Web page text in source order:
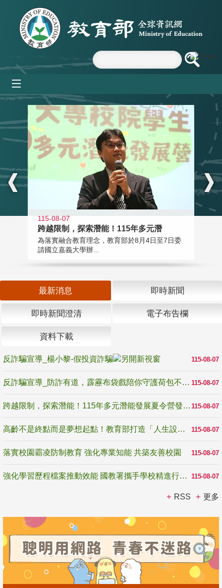
跳到主要內容區塊
:::
115-08-07
跨越限制，探索潛能！115年多元潛
為落實融合教育理念，教育部於8月4日至7日委
請國立嘉義大學辦...
最新消息 即時新聞
即時新聞澄清 電子布告欄
資料下載
115-08-07
反詐騙宣導_楊小黎-假投資詐騙
115-08-07
反詐騙宣導_防詐有道，霹靂布袋戲陪你守護荷包不受騙
115-08-07
跨越限制，探索潛能！115年多元潛能發展夏令營發掘生命無限可能
115-08-07
高齡不是終點而是夢想起點！教育部打造「人生設計夢工場」 參展第3屆高齡健康產業博覽會
115-08-07
落實校園霸凌防制教育 強化專業知能 共築友善校園
115-08-07
強化學習歷程檔案推動效能 國教署攜手學校精進行政與教學支持
RSS 更多